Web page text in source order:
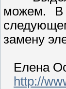
можем. В
замену
Елена
http://